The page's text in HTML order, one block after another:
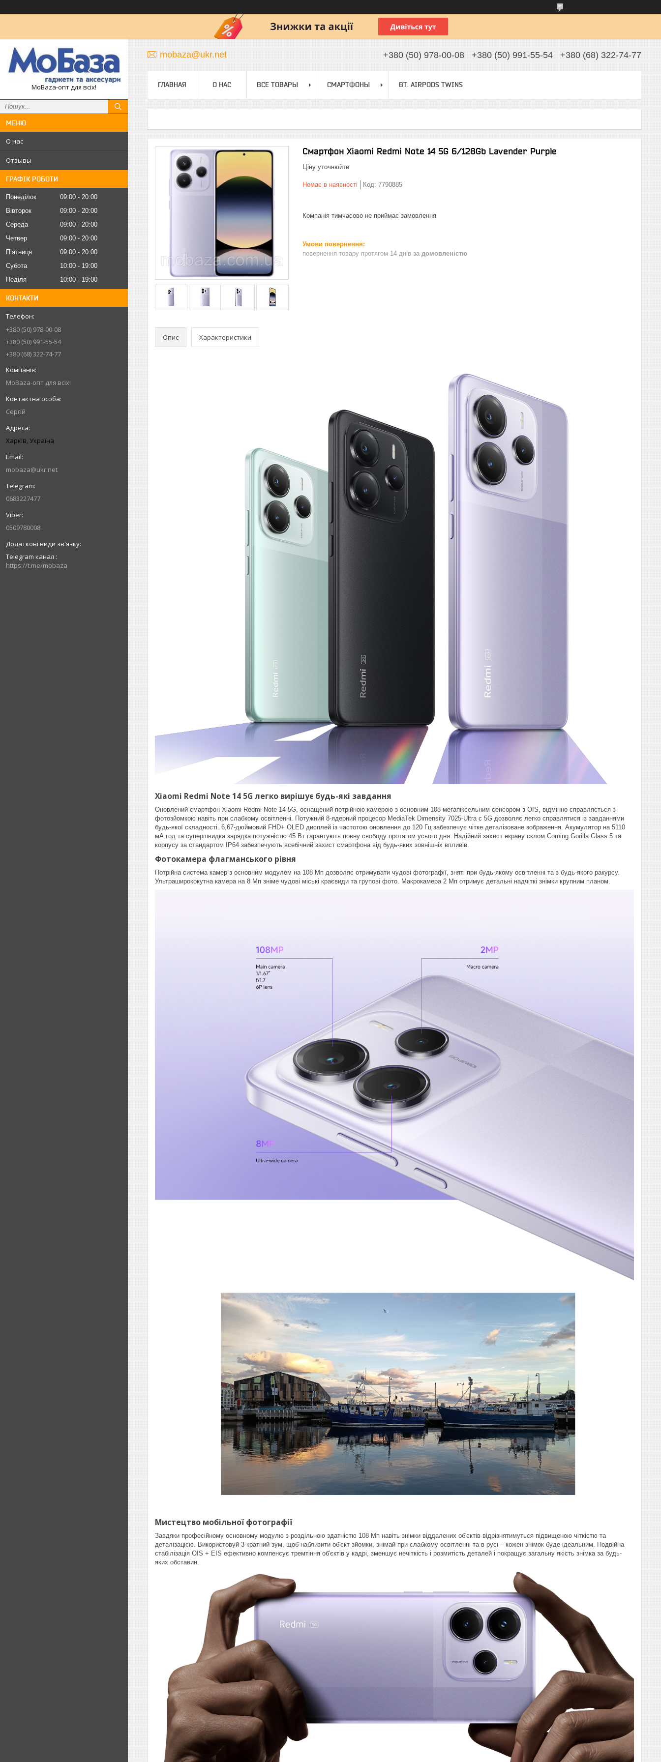
MoBaza-опт для всіх!
О нас
Отзывы
ГРАФІК РОБОТИ
Понеділок 09:00
20:00
Вівторок
09:00
20:00
Середа
09:00
20:00
Четвер
09:00
20:00
Пʼятниця
09:00
20:00
Субота
10:00
19:00
Неділя
10:00 19:00
КОНТАКТИ
+380 (50) 978-00-08
+380 (50) 991-55-54
+380 (68) 322-74-77
MoBaza-опт для всіх!
Сергій
Харків, Україна
mobaza@ukr.net
0683227477
0509780008
Telegram канал
https://t.me/mobaza
mobaza@ukr.net +380 (50) 978-00-08 +380 (50) 991-55-54 +380 (68) 322-74-77
ГЛАВНАЯ О НАС ВСЕ ТОВАРЫ СМАРТФОНЫ BT. AIRPODS TWINS
Смартфон Xiaomi Redmi Note 14 5G 6/128Gb Lavender Purple
Ціну уточнюйте
Немає в наявності Код: 7790885
Компанія тимчасово не приймає замовлення
повернення товару протягом 14 днів за домовленістю
Опис Характеристики
Xiaomi Redmi Note 14 5G легко вирішує будь-які завдання
Оновлений смартфон Xiaomi Redmi Note 14 5G, оснащений потрійною камерою з основним 108-мегапіксельним сенсором з OIS, відмінно справляється з
фотозйомкою навіть при слабкому освітленні. Потужний 8-ядерний процесор MediaTek Dimensity 7025-Ultra c 5G дозволяє легко справлятися із завданнями
будь-якої складності. 6,67-дюймовий FHD+ OLED дисплей із частотою оновлення до 120 Гц забезпечує чітке деталізоване зображення. Акумулятор на 5110
мА.год та супершвидка зарядка потужністю 45 Вт гарантують повну свободу протягом усього дня. Надійний захист екрану склом Corning Gorilla Glass 5 та
корпусу за стандартом IP64 забезпечують всебічний захист смартфона від будь-яких зовнішніх впливів.
Фотокамера флагманського рівня
Потрійна система камер з основним модулем на 108 Мп дозволяє отримувати чудові фотографії, зняті при будь-якому освітленні та з будь-якого ракурсу.
Ультраширококутна камера на 8 Мп зніме чудові міські краєвиди та групові фото. Макрокамера 2 Мп отримує детальні надчіткі знімки крупним планом.
Мистецтво мобільної фотографії
Завдяки професійному основному модулю з роздільною здатністю 108 Мп навіть знімки віддалених об'єктів відрізнятимуться підвищеною чіткістю та
деталізацією. Використовуй 3-кратний зум, щоб наблизити об'єкт зйомки, знімай при слабкому освітленні та в русі – кожен знімок буде ідеальним. Подвійна
стабілізація OIS + EIS ефективно компенсує тремтіння об'єктів у кадрі, зменшує нечіткість і розмитість деталей і покращує загальну якість знімка за будь-
яких обставин.